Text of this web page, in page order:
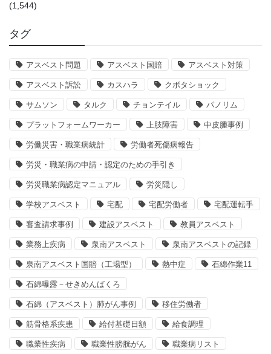
(1,544)
タグ
アスベスト問題 アスベスト国賠 アスベスト対策
アスベスト訴訟 カスハラ クボタショック
サムソン タルク チョンテイル パノリム
プラットフォームワーカー 上肢障害 中皮腫事例
労働災害・職業病統計 労働者死傷病報告
労災・職業病の申請・認定のための手引き
労災職業病認定マニュアル 労災隠し
学校アスベスト 宅配 宅配労働者 宅配運転手
審査請求事例 建設アスベスト 教員アスベスト
業務上疾病 泉南アスベスト 泉南アスベストの記録
泉南アスベスト国賠（工場型） 熱中症 石綿作業11
石綿曝露－せきめんばくろ
石綿（アスベスト）肺がん事例 移住労働者
筋骨格系疾患 給付基礎日額 給食調理
職業性疾病 職業性膀胱がん 職業病リスト